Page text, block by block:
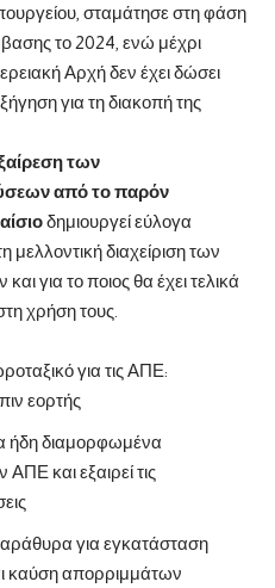
σταμάτησε στη φάση
το 2024, ενώ μέχρι
Αρχή δεν έχει δώσει
για τη διακοπή της
των
από το παρόν
δημιουργεί εύλογα
μελλοντική διαχείριση των
για το ποιος θα έχει τελικά
χρήση τους.
για τις ΑΠΕ:
εορτής
ήδη διαμορφωμένα
και εξαιρεί τις
για εγκατάσταση
καύση απορριμμάτων